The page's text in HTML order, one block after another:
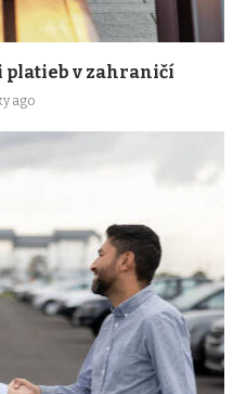
platieb v zahraničí
ago